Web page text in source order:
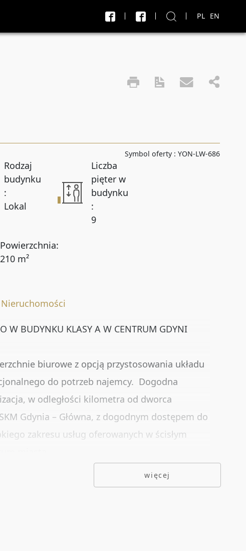
PL EN
X
Sprzedaż i wynajem
Liczba pokoi do
Powierzchnia do
Rynekpierwotny Oferty ze zdjęciem
Oferty bez prowizji Oferty na wyłączność
Symbol oferty : YON-LW-686
Rodzaj
budynku
:
Lokal
Liczba
pięter w
budynku
:
9
Powierzchnia:
210 m²
W BUDYNKU KLASY A W CENTRUM GDYNI
biurowe z opcją przystosowania układu
do potrzeb najemcy. Dogodna
w odległości kilometra od dworca
Gdynia – Główna, z dogodnym dostępem do
zakresu usług oferowanych w ścisłym
wyposażony w nowoczesne systemy
więcej